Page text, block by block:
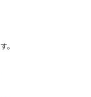
。